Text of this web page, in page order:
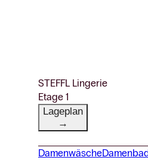
STEFFL Lingerie
Etage 1
Lageplan
→
Damenwäsche